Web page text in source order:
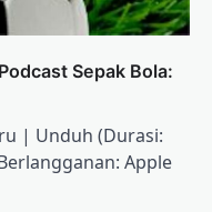
Sepak Bola:
| Unduh (Durasi:
Apple